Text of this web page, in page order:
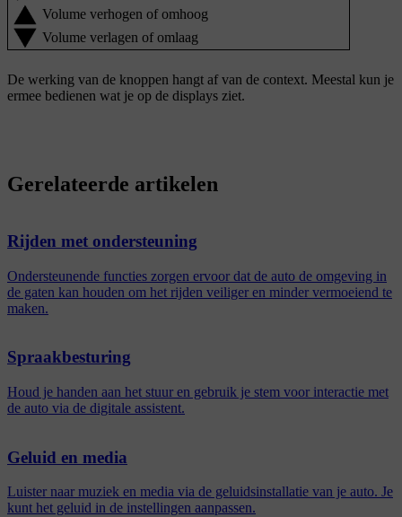
Volume verhogen of omhoog
Volume verlagen of omlaag
De werking van de knoppen hangt af van de context. Meestal kun je
ermee bedienen wat je op de displays ziet.
Gerelateerde artikelen
Rijden met ondersteuning
Ondersteunende functies zorgen ervoor dat de auto de omgeving in
de gaten kan houden om het rijden veiliger en minder vermoeiend te
maken.
Spraakbesturing
Houd je handen aan het stuur en gebruik je stem voor interactie met
de auto via de digitale assistent.
Geluid en media
Luister naar muziek en media via de geluidsinstallatie van je auto. Je
kunt het geluid in de instellingen aanpassen.